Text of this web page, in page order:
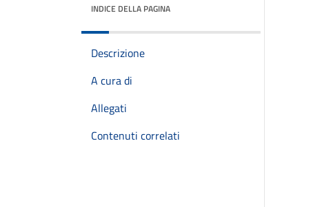
INDICE DELLA PAGINA
Descrizione
A cura di
Allegati
Contenuti correlati